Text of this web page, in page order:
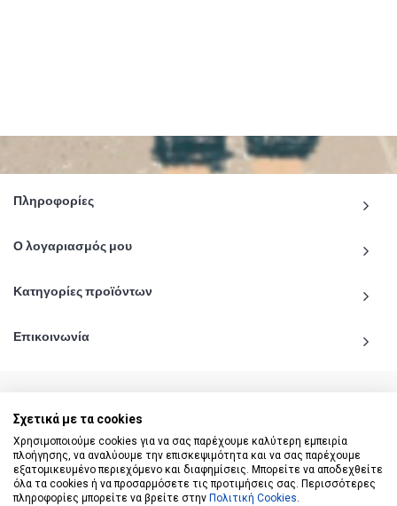
Πληροφορίες
Ο λογαριασμός μου
Κατηγορίες προϊόντων
Επικοινωνία
© 2020 - 2026 katiginetai.gr All Rights Reserved.
Σχετικά με τα cookies
Χρησιμοποιούμε cookies για να σας παρέχουμε καλύτερη εμπειρία
πλοήγησης, να αναλύουμε την επισκεψιμότητα και να σας παρέχουμε
εξατομικευμένο περιεχόμενο και διαφημίσεις. Μπορείτε να αποδεχθείτε
όλα τα cookies ή να προσαρμόσετε τις προτιμήσεις σας. Περισσότερες
πληροφορίες μπορείτε να βρείτε στην Πολιτική Cookies.